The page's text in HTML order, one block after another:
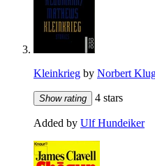
Kleinkrieg by Norbert
Show rating 4 stars
Added by Ulf Hundeiker